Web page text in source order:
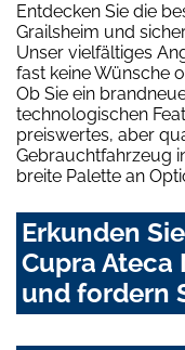
Entdecken Sie die
Grailsheim und
Unser vielfältiges
fast keine Wünsche
Ob Sie ein
technologischen
preiswertes, aber
Gebrauchtfahrzeug
breite Palette an
Erkunden
Cupra Ateca
und fordern